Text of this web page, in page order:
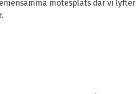
mötesplats där vi lyfter